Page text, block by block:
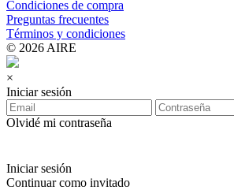
Condiciones de compra
Preguntas frecuentes
Términos y condiciones
© 2026 AIRE
×
Iniciar sesión
Olvidé mi contraseña
Iniciar sesión
Continuar como invitado